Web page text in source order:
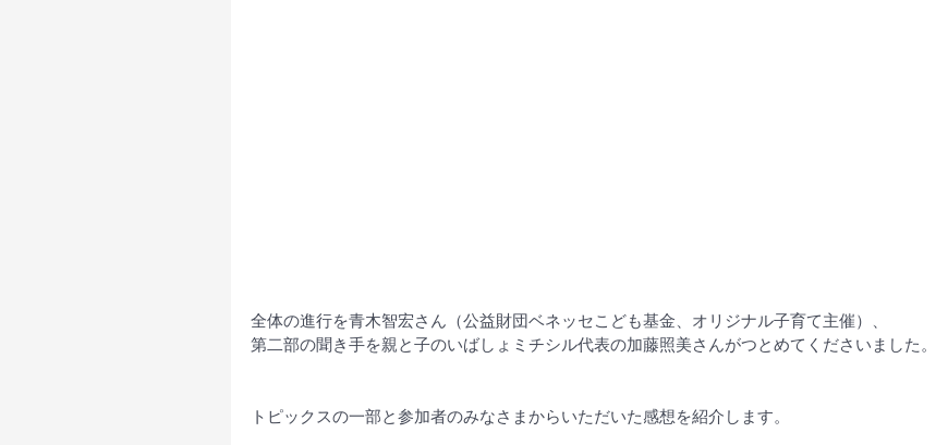
全体の進行を青木智宏さん（公益財団ベネッセこども基金、オリジナル子育て主催）、
第二部の聞き手を親と子のいばしょミチシル代表の加藤照美さんがつとめてくださいました。
トピックスの一部と参加者のみなさまからいただいた感想を紹介します。